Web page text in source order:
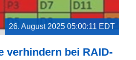
26. August 2025 05:00:11 EDT
verhindern bei RAID-